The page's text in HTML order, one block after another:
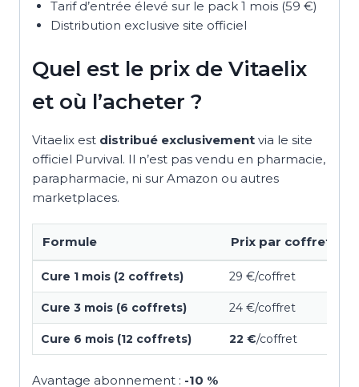
Tarif d’entrée élevé sur le pack 1 mois (59 €)
Distribution exclusive site officiel
Quel est le prix de Vitaelix
et où l’acheter ?
Vitaelix est distribué exclusivement via le site
officiel Purvival. Il n’est pas vendu en pharmacie,
parapharmacie, ni sur Amazon ou autres
marketplaces.
Formule Prix par coffret
Cure 1 mois (2 coffrets) 29 €/coffret
Cure 3 mois (6 coffrets) 24 €/coffret
Cure 6 mois (12 coffrets) 22 €/coffret
Avantage abonnement : -10 %